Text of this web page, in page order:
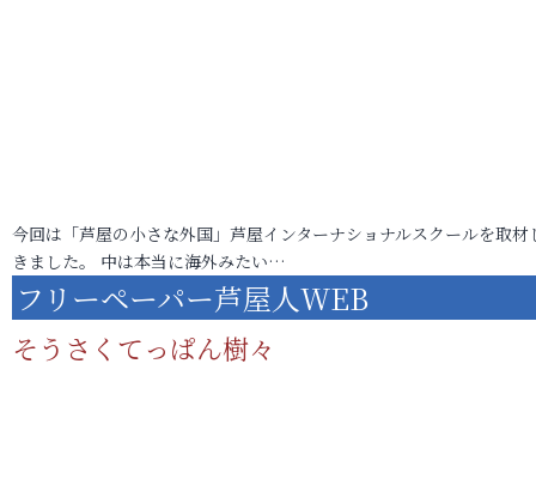
今回は「芦屋の小さな外国」芦屋インターナショナルスクールを取材
きました。 中は本当に海外みたい…
フリーペーパー芦屋人WEB
そうさくてっぱん樹々